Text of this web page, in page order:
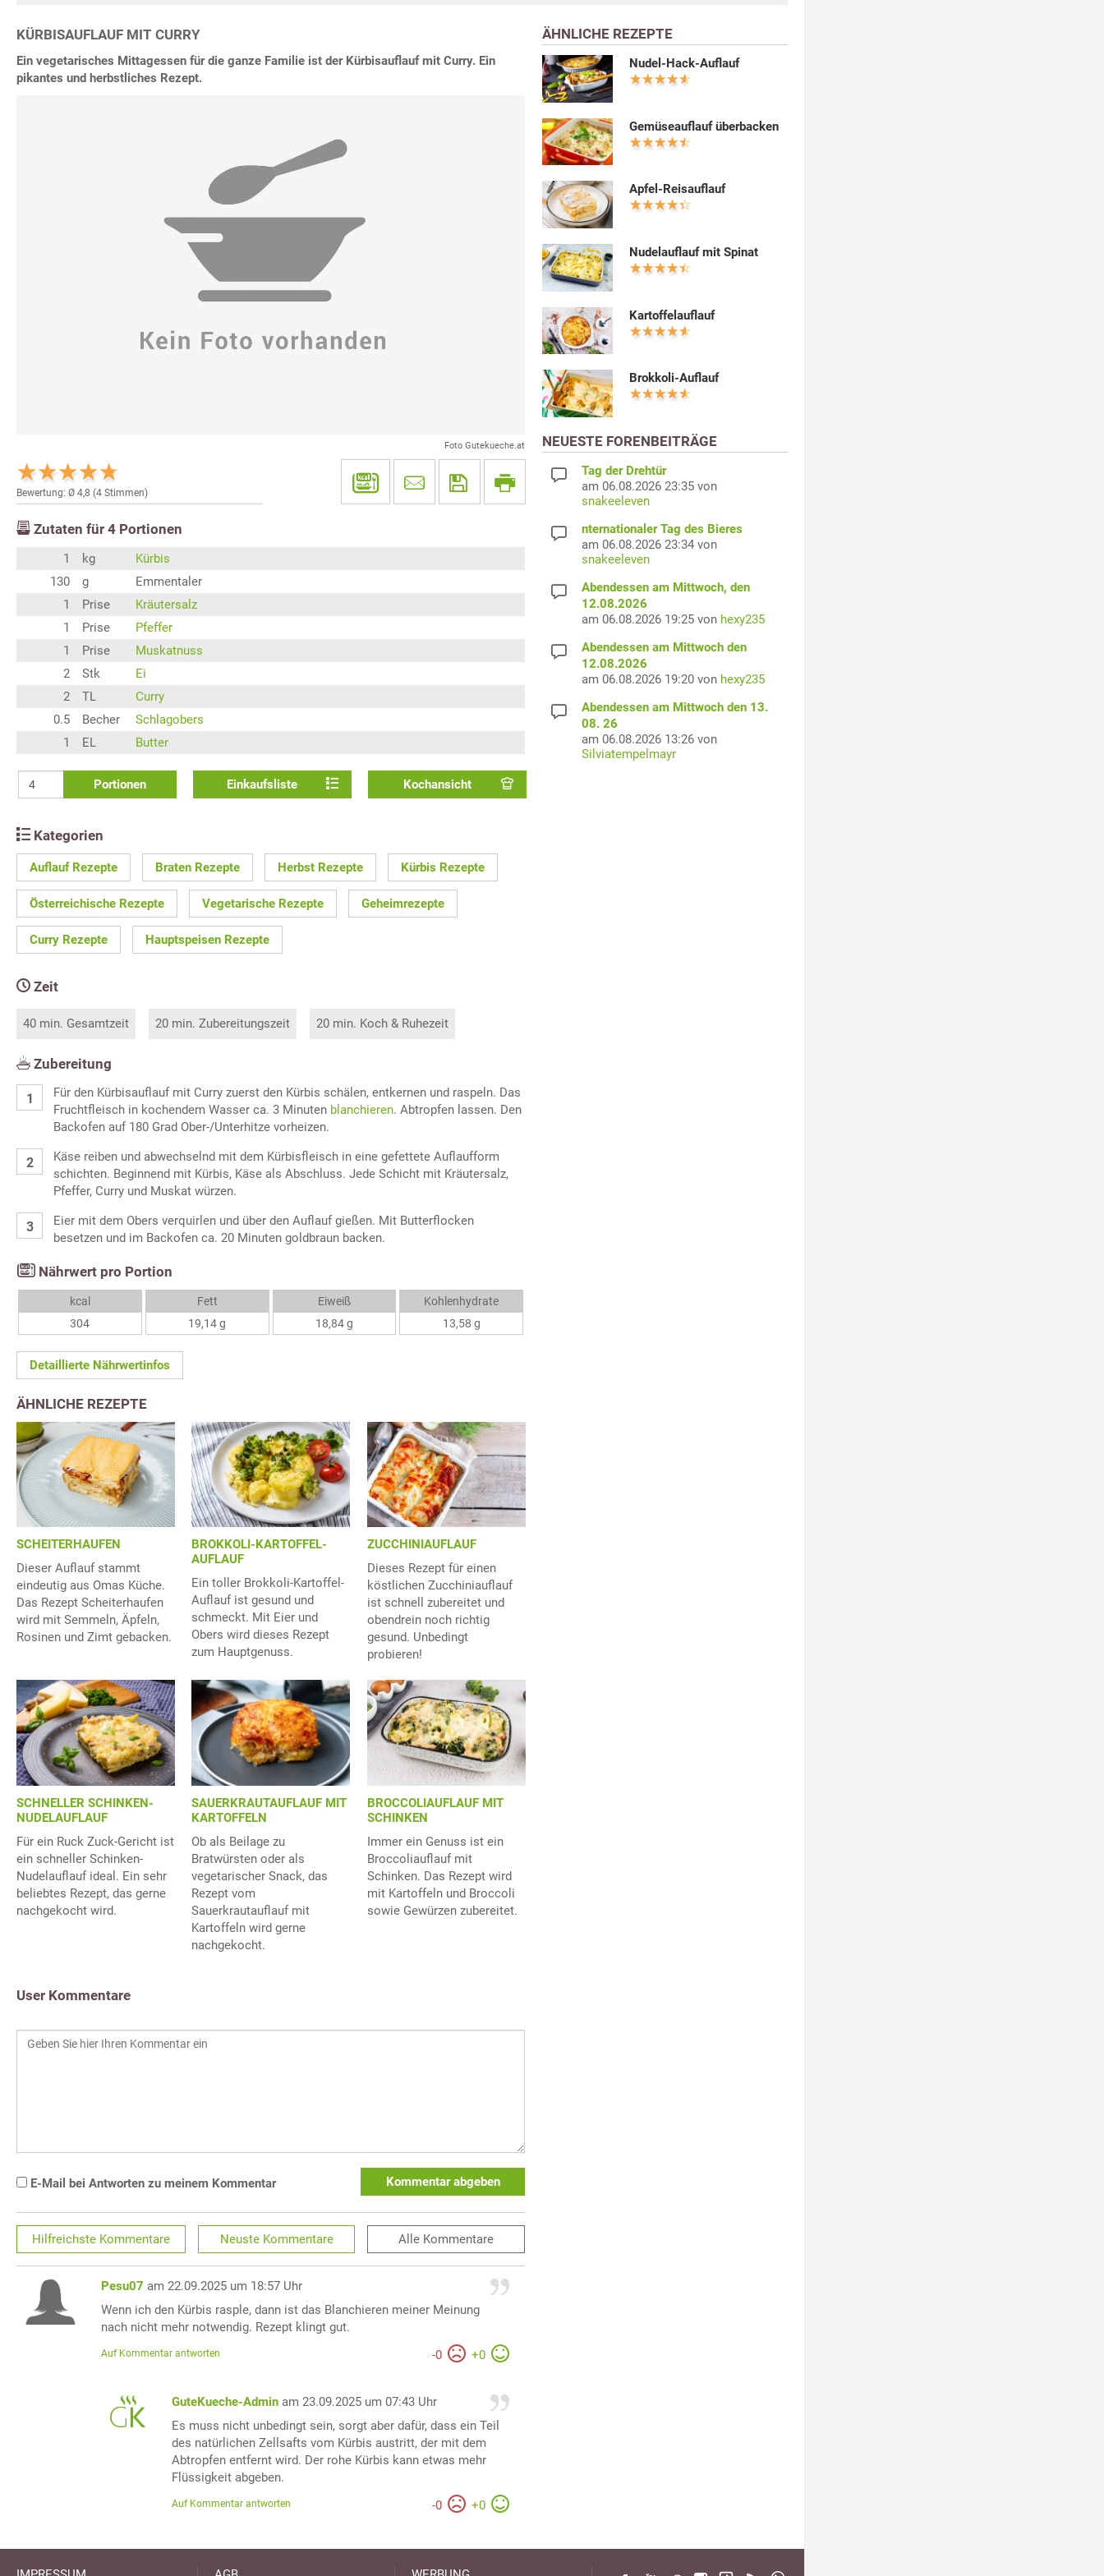
KÜRBISAUFLAUF MIT CURRY
Ein vegetarisches Mittagessen für die ganze Familie ist der Kürbisauflauf mit Curry. Ein
pikantes und herbstliches Rezept.
Foto Gutekueche.at
Bewertung: Ø 4,8 (4 Stimmen)
Zutaten für 4 Portionen
1 kg
Kürbis
130
g
Emmentaler
1
Prise
Kräutersalz
1
Prise
Pfeffer
1
Prise
Muskatnuss
2
Stk
Ei
2
TL
Curry
0.5
Becher
Schlagobers
1
EL Butter
Portionen Einkaufsliste Kochansicht
Kategorien
Auflauf Rezepte Braten Rezepte Herbst Rezepte Kürbis Rezepte
Österreichische Rezepte Vegetarische Rezepte Geheimrezepte
Curry Rezepte Hauptspeisen Rezepte
Zeit
40 min. Gesamtzeit 20 min. Zubereitungszeit 20 min. Koch & Ruhezeit
Zubereitung
Für den Kürbisauflauf mit Curry zuerst den Kürbis schälen, entkernen und raspeln. Das
Fruchtfleisch in kochendem Wasser ca. 3 Minuten blanchieren. Abtropfen lassen. Den
Backofen auf 180 Grad Ober-/Unterhitze vorheizen.
Käse reiben und abwechselnd mit dem Kürbisfleisch in eine gefettete Auflaufform
schichten. Beginnend mit Kürbis, Käse als Abschluss. Jede Schicht mit Kräutersalz,
Pfeffer, Curry und Muskat würzen.
Eier mit dem Obers verquirlen und über den Auflauf gießen. Mit Butterflocken
besetzen und im Backofen ca. 20 Minuten goldbraun backen.
Nährwert pro Portion
kcal
304
Fett
19,14 g
Eiweiß
18,84 g
Kohlenhydrate
13,58 g
Detaillierte Nährwertinfos
ÄHNLICHE REZEPTE
SCHEITERHAUFEN
Dieser Auflauf stammt
eindeutig aus Omas Küche.
Das Rezept Scheiterhaufen
wird mit Semmeln, Äpfeln,
Rosinen und Zimt gebacken.
BROKKOLI-KARTOFFEL-
AUFLAUF
Ein toller Brokkoli-Kartoffel-
Auflauf ist gesund und
schmeckt. Mit Eier und
Obers wird dieses Rezept
zum Hauptgenuss.
ZUCCHINIAUFLAUF
Dieses Rezept für einen
köstlichen Zucchiniauflauf
ist schnell zubereitet und
obendrein noch richtig
gesund. Unbedingt
probieren!
SCHNELLER SCHINKEN-
NUDELAUFLAUF
Für ein Ruck Zuck-Gericht ist
ein schneller Schinken-
Nudelauflauf ideal. Ein sehr
beliebtes Rezept, das gerne
nachgekocht wird.
SAUERKRAUTAUFLAUF MIT
KARTOFFELN
Ob als Beilage zu
Bratwürsten oder als
vegetarischer Snack, das
Rezept vom
Sauerkrautauflauf mit
Kartoffeln wird gerne
nachgekocht.
BROCCOLIAUFLAUF MIT
SCHINKEN
Immer ein Genuss ist ein
Broccoliauflauf mit
Schinken. Das Rezept wird
mit Kartoffeln und Broccoli
sowie Gewürzen zubereitet.
User Kommentare
E-Mail bei Antworten zu meinem Kommentar Kommentar abgeben
Hilfreichste Kommentare Neuste Kommentare Alle Kommentare
Pesu07 am 22.09.2025 um 18:57 Uhr
Wenn ich den Kürbis rasple, dann ist das Blanchieren meiner Meinung
nach nicht mehr notwendig. Rezept klingt gut.
-0 +0
Auf Kommentar antworten
GuteKueche-Admin am 23.09.2025 um 07:43 Uhr
Es muss nicht unbedingt sein, sorgt aber dafür, dass ein Teil
des natürlichen Zellsafts vom Kürbis austritt, der mit dem
Abtropfen entfernt wird. Der rohe Kürbis kann etwas mehr
Flüssigkeit abgeben.
-0 +0
Auf Kommentar antworten
ÄHNLICHE REZEPTE
Nudel-Hack-Auflauf
Gemüseauflauf überbacken
Apfel-Reisauflauf
Nudelauflauf mit Spinat
Kartoffelauflauf
Brokkoli-Auflauf
NEUESTE FORENBEITRÄGE
Tag der Drehtür
am 06.08.2026 23:35 von
snakeeleven
nternationaler Tag des Bieres
am 06.08.2026 23:34 von
snakeeleven
Abendessen am Mittwoch, den
12.08.2026
am 06.08.2026 19:25 von hexy235
Abendessen am Mittwoch den
12.08.2026
am 06.08.2026 19:20 von hexy235
Abendessen am Mittwoch den 13.
08. 26
am 06.08.2026 13:26 von
Silviatempelmayr